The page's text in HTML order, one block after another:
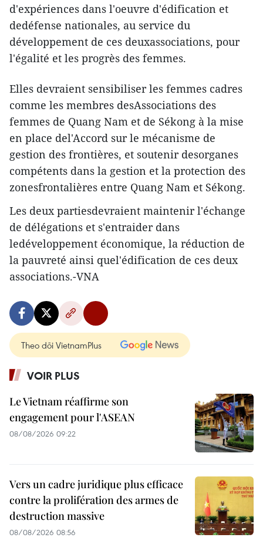
d'expériences dans l'oeuvre d'édification et
dedéfense nationales, au service du
développement de ces deuxassociations, pour
l'égalité et les progrès des femmes.
Elles devraient sensibiliser les femmes cadres
comme les membres desAssociations des
femmes de Quang Nam et de Sékong à la mise
en place del'Accord sur le mécanisme de
gestion des frontières, et soutenir desorganes
compétents dans la gestion et la protection des
zonesfrontalières entre Quang Nam et Sékong.
Les deux partiesdevraient maintenir l'échange
de délégations et s'entraider dans
ledéveloppement économique, la réduction de
la pauvreté ainsi quel'édification de ces deux
associations.-VNA
Theo dõi VietnamPlus
VOIR PLUS
Le Vietnam réaffirme son
engagement pour l'ASEAN
08/08/2026 09:22
Vers un cadre juridique plus efficace
contre la prolifération des armes de
destruction massive
08/08/2026 08:56